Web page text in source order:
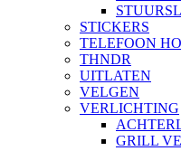
STICKERS
TELEFOON
THNDR
UITLATEN
VELGEN
VERLICHTING
GRILL